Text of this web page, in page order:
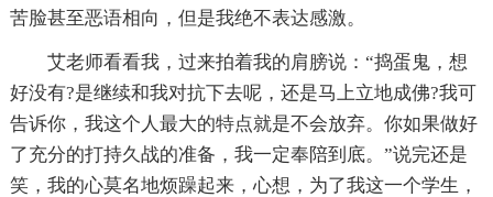
苦脸甚至恶语相向，但是我绝不表达感激。
艾老师看看我，过来拍着我的肩膀说：“捣蛋鬼，想
好没有?是继续和我对抗下去呢，还是马上立地成佛?我可
告诉你，我这个人最大的特点就是不会放弃。你如果做好
了充分的打持久战的准备，我一定奉陪到底。”说完还是
笑，我的心莫名地烦躁起来，心想，为了我这一个学生，